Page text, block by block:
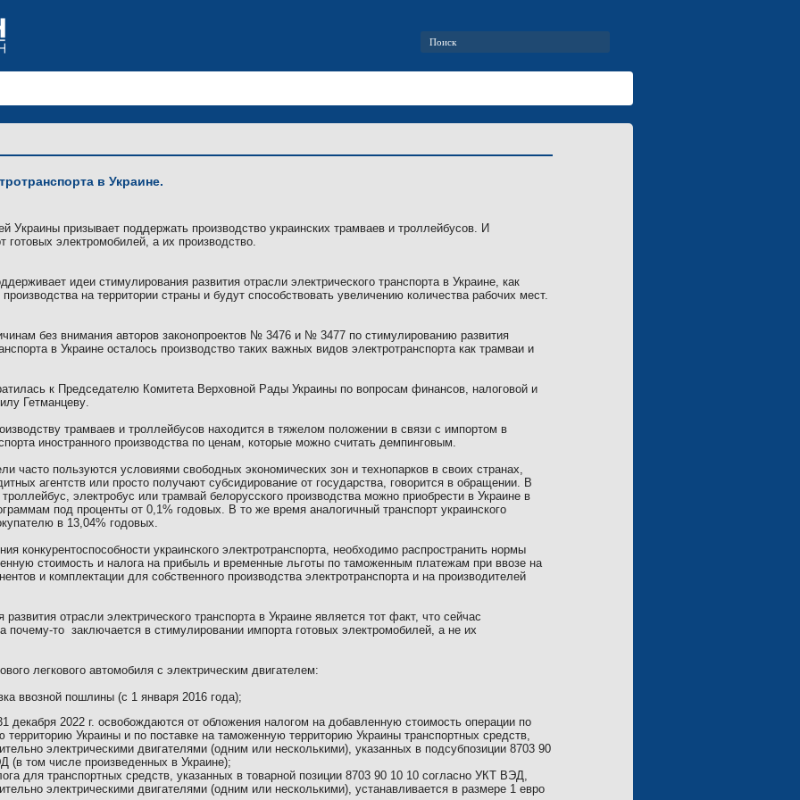
в Украине.
Украины призывает поддержать производство украинских трамваев и троллейбусов. И
готовых электромобилей, а их производство.
идеи стимулирования развития отрасли электрического транспорта в Украине, как
на территории страны и будут способствовать увеличению количества рабочих мест.
без внимания авторов законопроектов № 3476 и № 3477 по стимулированию развития
в Украине осталось производство таких важных видов электротранспорта как трамваи и
к Председателю Комитета Верховной Рады Украины по вопросам финансов, налоговой и
у Гетманцеву.
трамваев и троллейбусов находится в тяжелом положении в связи с импортом в
иностранного производства по ценам, которые можно считать демпинговым.
часто пользуются условиями свободных экономических зон и технопарков в своих странах,
агентств или просто получают субсидирование от государства, говорится в обращении. В
электробус или трамвай белорусского производства можно приобрести в Украине в
под проценты от 0,1% годовых. В то же время аналогичный транспорт украинского
в 13,04% годовых.
конкурентоспособности украинского электротранспорта, необходимо распространить нормы
стоимость и налога на прибыль и временные льготы по таможенным платежам при ввозе на
и комплектации для собственного производстваэлектротранспорта и на производителей
отрасли электрического транспорта в Украине является тот факт, что сейчас
почему-то заключается в стимулировании импорта готовых электромобилей, а не их
легкового автомобиля с электрическим двигателем:
ввозной пошлины (с 1 января 2016 года);
декабря 2022 г. освобождаются от обложения налогом на добавленную стоимость операции по
территорию Украины и по поставке на таможенную территорию Украины транспортных средств,
электрическими двигателями (одним или несколькими), указанных в подсубпозиции 8703 90
(в том числе произведенных в Украине);
для транспортных средств, указанных в товарной позиции 8703 90 10 10 согласно УКТ ВЭД,
электрическими двигателями (одним или несколькими), устанавливается в размере 1 евро